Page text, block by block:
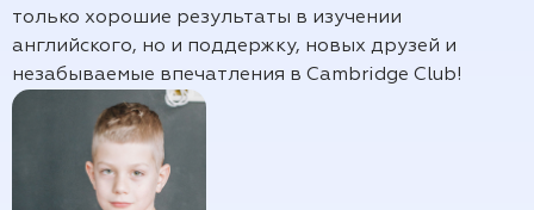
только хорошие результаты в изучении
английского, но и поддержку, новых друзей и
незабываемые впечатления в Cambridge Club!